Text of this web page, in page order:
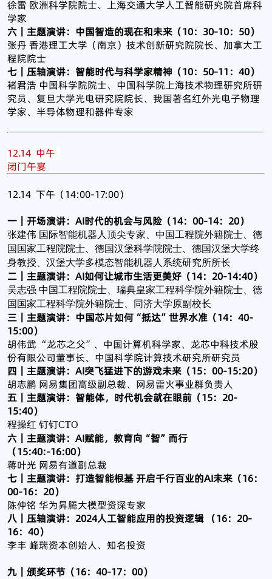
徐雷 欧洲科学院院士、上海交通大学人工智能研究院首席科
学家
六｜主题演讲：中国智造的现在和未来（10：30-10：50）
张丹 香港理工大学（南京）技术创新研究院院长、加拿大工
程院院士
七｜压轴演讲：智能时代与科学家精神（10：50-11：40）
褚君浩 中国科学院院士、中国科学院上海技术物理研究所研
究员、复旦大学光电研究院院长、我国著名红外光电子物理
学家、半导体物理和器件专家
12.14 中午
闭门午宴
​12.14 下午（14:00-17:00）
一｜开场演讲：AI时代的机会与风险（14：00-14：20）
张建伟 国际智能机器人顶尖专家、中国工程院外籍院士、德
国国家工程院院士、德国汉堡科学院院士、德国汉堡大学终
身教授、汉堡大学多模态智能机器人系统研究所所长
二｜主题演讲：AI如何让城市生活更美好（14：20-14:40）
吴志强 中国工程院院士、瑞典皇家工程科学院外籍院士、德
国国家工程科学院外籍院士、同济大学原副校长
三｜主题演讲：中国芯片如何“抵达”世界水准（14：40-
15:00）
胡伟武 “龙芯之父”、中国计算机科学家、龙芯中科技术股
份有限公司董事长、中国科学院计算技术研究所研究员
四｜主题演讲：AI突飞猛进下的游戏未来（15：00-15:20）
胡志鹏 网易集团高级副总裁、网易雷火事业群负责人
五｜主题演讲：智能体，时代机会就在眼前（15：20-
15:40）
程操红 钉钉CTO
六｜主题演讲：AI赋能，教育向“智”而行
（15:40:-16:00）
蒋叶光 网易有道副总裁
七｜主题演讲：打造智能根基 开启千行百业的AI未来（16：
00-16：20）
陈仲铭 华为昇腾大模型资深专家
八｜压轴演讲：2024人工智能应用的投资逻辑 （16：20-
16：40）
李丰 峰瑞资本创始人、知名投资
九｜颁奖环节（16：40-17：00）